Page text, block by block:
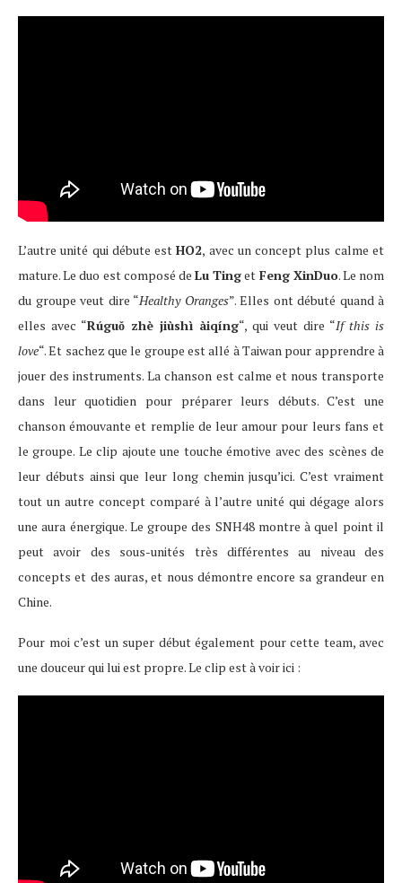
L’autre unité qui débute estHO2, avec un concept plus calme et
mature. Le duo est composé de Lu Tinget Feng XinDuo. Le nom
du groupe veut dire “Healthy Oranges”. Elles ont débuté quand à
elles avec “Rúguǒ zhè jiùshì àiqíng“, qui veut dire “If this is
love“. Et sachez que le groupe est allé à Taiwan pour apprendre à
jouer des instruments. La chanson est calme et nous transporte
dans leur quotidien pour préparer leurs débuts. C’est une
chanson émouvante et remplie de leur amour pour leurs fans et
le groupe. Le clip ajoute une touche émotive avec des scènes de
leur débuts ainsi que leur long chemin jusqu’ici. C’est vraiment
tout un autre concept comparé à l’autre unité qui dégage alors
une aura énergique. Le groupe des SNH48 montre à quel point il
peut avoir des sous-unités très différentes au niveau des
concepts et des auras, et nous démontre encore sa grandeur en
Chine.
Pour moi c’est un super début également pour cette team, avec
une douceur qui lui est propre. Le clip est à voir ici :